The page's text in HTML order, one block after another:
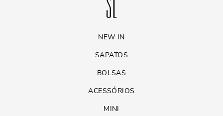
NEW IN
SAPATOS
BOLSAS
ACESSÓRIOS
MINI